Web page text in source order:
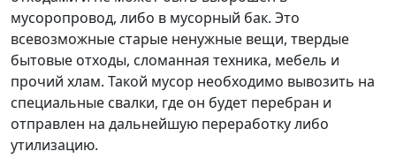
мусоропровод, либо в мусорный бак. Это
всевозможные старые ненужные вещи, твердые
бытовые отходы, сломанная техника, мебель и
прочий хлам. Такой мусор необходимо вывозить на
специальные свалки, где он будет перебран и
отправлен на дальнейшую переработку либо
утилизацию.